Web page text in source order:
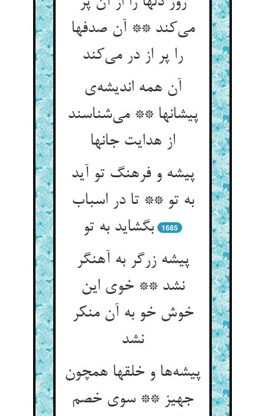
می‌‌کند ** آن صدفها
را پر از در می‌‌کند
آن همه اندیشه‌‌ی
پیشانها ** می‌‌شناسند
از هدایت جانها
پیشه و فرهنگ تو آید
به تو ** تا در اسباب
بگشاید به تو
1685
پیشه زرگر به آهنگر
نشد ** خوی این
خوش خو به آن منکر
نشد
پیشه‌‌ها و خلقها همچون
جهیز ** سوی خصم